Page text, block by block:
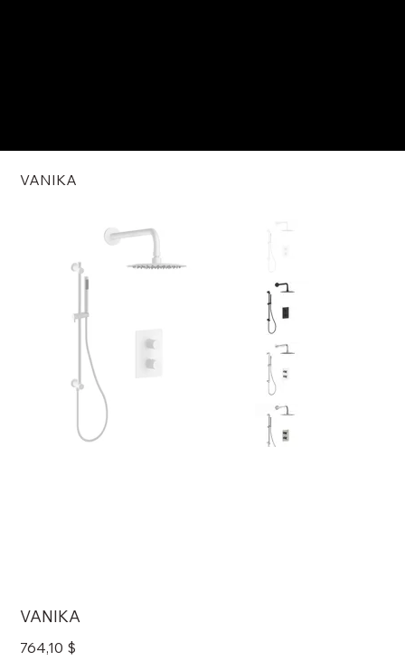
VANIKA
VANIKA
Prix
764,10 $